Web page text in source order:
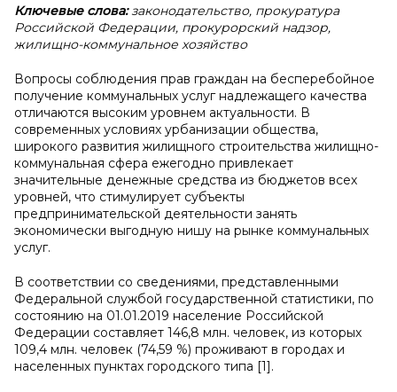
Ключевые слова:законодательство, прокуратура
Российской Федерации, прокурорский надзор,
жилищно-коммунальное хозяйство
Вопросы соблюдения прав граждан на бесперебойное
получение коммунальных услуг надлежащего качества
отличаются высоким уровнем актуальности. В
современных условиях урбанизации общества,
широкого развития жилищного строительства жилищно-
коммунальная сфера ежегодно привлекает
значительные денежные средства из бюджетов всех
уровней, что стимулирует субъекты
предпринимательской деятельности занять
экономически выгодную нишу на рынке коммунальных
услуг.
В соответствии со сведениями, представленными
Федеральной службой государственной статистики, по
состоянию на 01.01.2019 население Российской
Федерации составляет 146,8 млн. человек, из которых
109,4 млн. человек (74,59 %) проживают в городах и
населенных пунктах городского типа [1].